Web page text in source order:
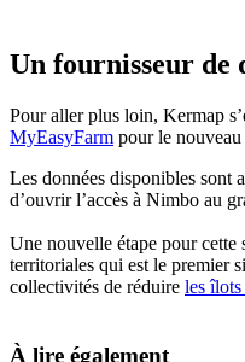
Un fournisseur de
Pour aller plus loin, Kermap
MyEasyFarm pour le
Les données disponibles sont
d’ouvrir l’accès à Nimbo au
Une nouvelle étape pour
territoriales qui est le premier
collectivités de réduire les
À lire également